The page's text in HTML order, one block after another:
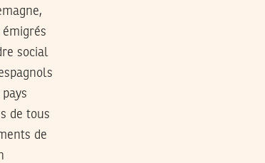
social
de tous
de